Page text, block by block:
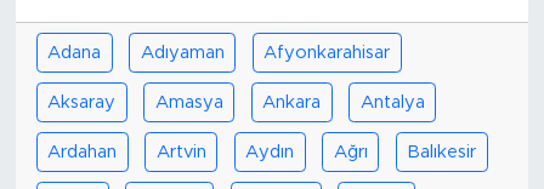
Adana Adıyaman Afyonkarahisar
Aksaray Amasya Ankara Antalya
Ardahan Artvin Aydın Ağrı Balıkesir